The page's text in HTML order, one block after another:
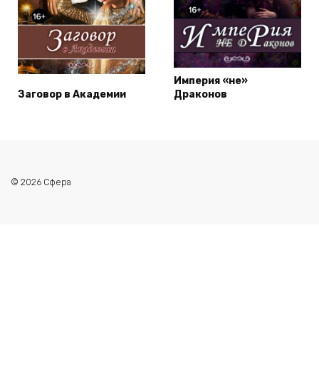
Заговор в Академии
Империя «не»
Драконов
© 2026 Сфера